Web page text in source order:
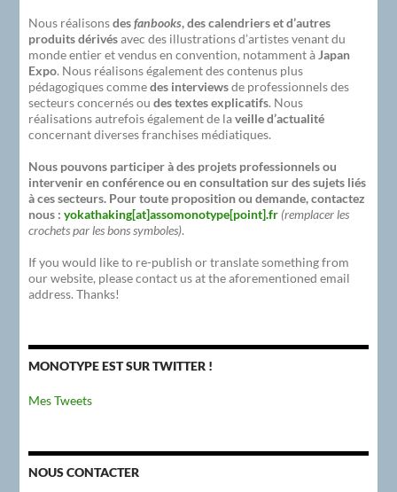
Nous réalisonsdesfanbooks, des calendriers et d’autres
produits dérivésavec des illustrations d’artistes venant du
monde entier et vendus en convention, notamment à Japan
Expo. Nous réalisons également des contenus plus
pédagogiques commedes interviewsde professionnels des
secteurs concernés oudes textes explicatifs. Nous
réalisations autrefois également de laveille d’actualité
concernant diverses franchises médiatiques.
Nous pouvons participer à des projets professionnels ou
intervenir en conférence ou en consultation sur des sujets liés
à ces secteurs. Pour toute proposition ou demande, contactez
nous :yokathaking[at]assomonotype[point].fr (remplacer les
crochets par les bons symboles).
If you would like to re-publish or translate something from
our website, please contact us at the aforementioned email
address. Thanks!
MONOTYPE EST SUR TWITTER !
Mes Tweets
NOUS CONTACTER